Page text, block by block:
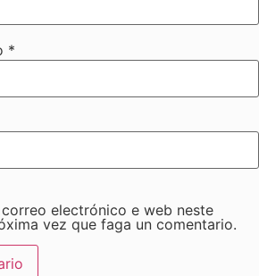
*
electrónico e web neste
vez que faga un comentario.